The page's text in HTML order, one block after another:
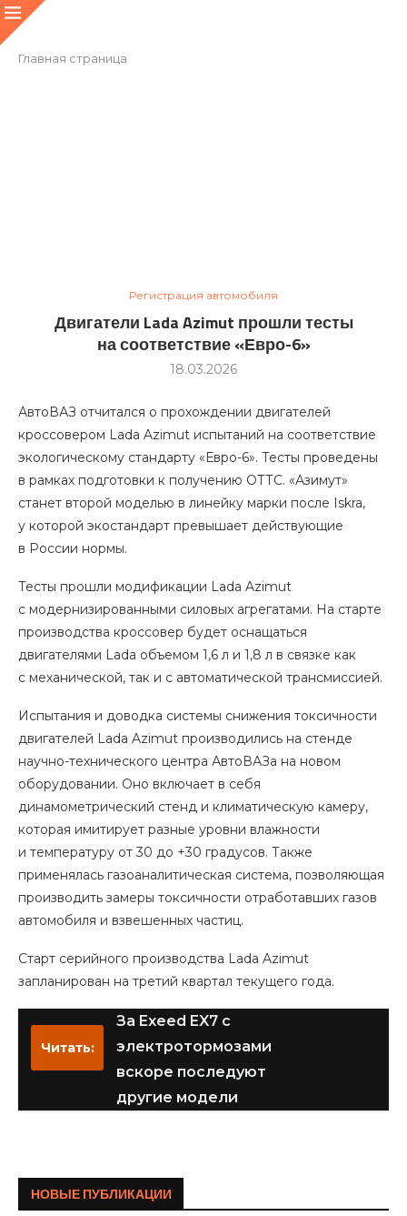
Главная страница
Регистрация автомобиля
Двигатели Lada Azimut прошли тесты
на соответствие «Евро-6»
18.03.2026
АвтоВАЗ отчитался о прохождении двигателей
кроссовером Lada Azimut испытаний на соответствие
экологическому стандарту «Евро-6». Тесты проведены
в рамках подготовки к получению ОТТС. «Азимут»
станет второй моделью в линейку марки после Iskra,
у которой экостандарт превышает действующие
в России нормы.
Тесты прошли модификации Lada Azimut
с модернизированными силовых агрегатами. На старте
производства кроссовер будет оснащаться
двигателями Lada объемом 1,6 л и 1,8 л в связке как
с механической, так и с автоматической трансмиссией.
Испытания и доводка системы снижения токсичности
двигателей Lada Azimut производились на стенде
научно-технического центра АвтоВАЗа на новом
оборудовании. Оно включает в себя
динамометрический стенд и климатическую камеру,
которая имитирует разные уровни влажности
и температуру от 30 до +30 градусов. Также
применялась газоаналитическая система, позволяющая
производить замеры токсичности отработавших газов
автомобиля и взвешенных частиц.
Старт серийного производства Lada Azimut
запланирован на третий квартал текущего года.
Читать:
За Exeed EX7 с
электротормозами
вскоре последуют
другие модели
НОВЫЕ ПУБЛИКАЦИИ